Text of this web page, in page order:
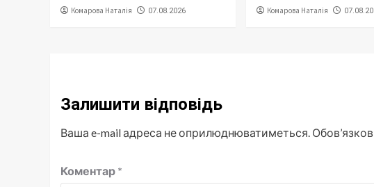
Комарова Наталія 07.08.2026 Комарова Наталія
Залишити відповідь
Ваша e-mail адреса не оприлюднюватиметься.
Коментар *